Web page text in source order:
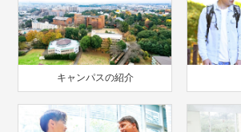
キャンパスの紹介